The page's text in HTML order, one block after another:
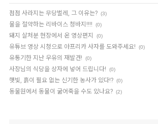
점점 사라지는 무당벌레, 그 이유는? (3)
물을 절약하는 리바이스 청바지!!!! (0)
돼지 살처분 현장에서 온 영상편지 (0)
유튜브 영상 시청으로 아프리카 사자를 도와주세요! (0)
유통기한 지난 우유의 재발견! (0)
사장님의 식당을 상자에 넣어 드립니다! (0)
햇빛, 흙이 필요 없는 신기한 농사가 있다!? (0)
동물원에서 동물이 굶어죽을 수도 있나요? (2)